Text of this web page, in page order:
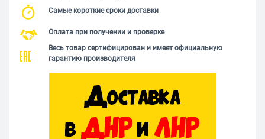
Самые короткие сроки доставки
Оплата при получении и проверке
Весь товар сертифицирован и имеет официальную
гарантию производителя